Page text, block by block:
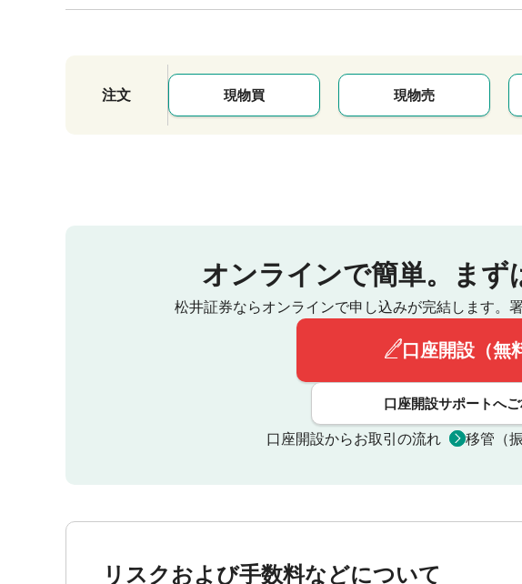
注文 現物買 現物売
オンラインで簡単。 まず
松井証券ならオンラインで申し込みが完結します。
口座開設（無
口座開設サポートへ
口座開設からお取引の流れ 移管（
リスクおよび手数料などについて